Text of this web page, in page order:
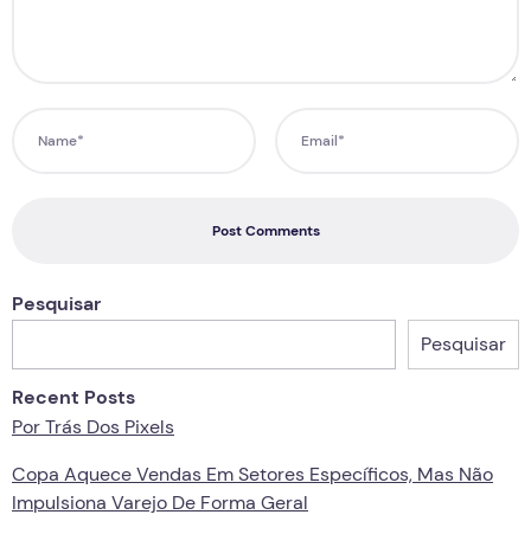
Post Comments
Pesquisar
Pesquisar
Recent Posts
Por Trás Dos Pixels
Copa Aquece Vendas Em Setores Específicos, Mas Não
Impulsiona Varejo De Forma Geral